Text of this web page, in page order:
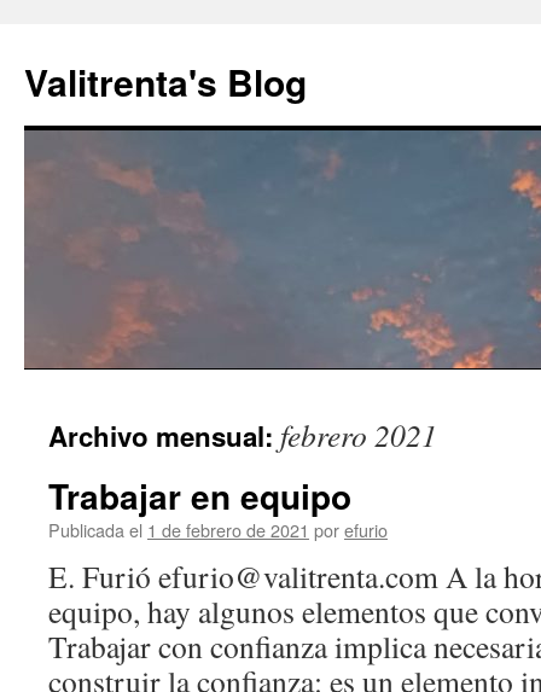
contenido
Valitrenta's Blog
Archivo mensual: febrero 2021
Trabajar en equipo
Publicada el 1 de febrero de 2021 porefurio
E. Furió efurio@valitrenta.com A la
equipo, hay algunos elementos que
Trabajar con confianza implica
construir la confianza: es un elemento